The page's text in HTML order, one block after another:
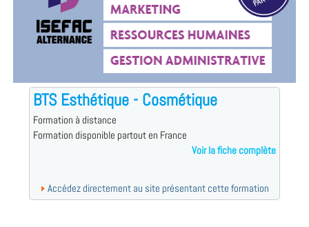
BTS Esthétique - Cosmétique
Formation à distance
Formation disponible partout en France
Voir la fiche complète
Accédez directement au site présentant cette formation